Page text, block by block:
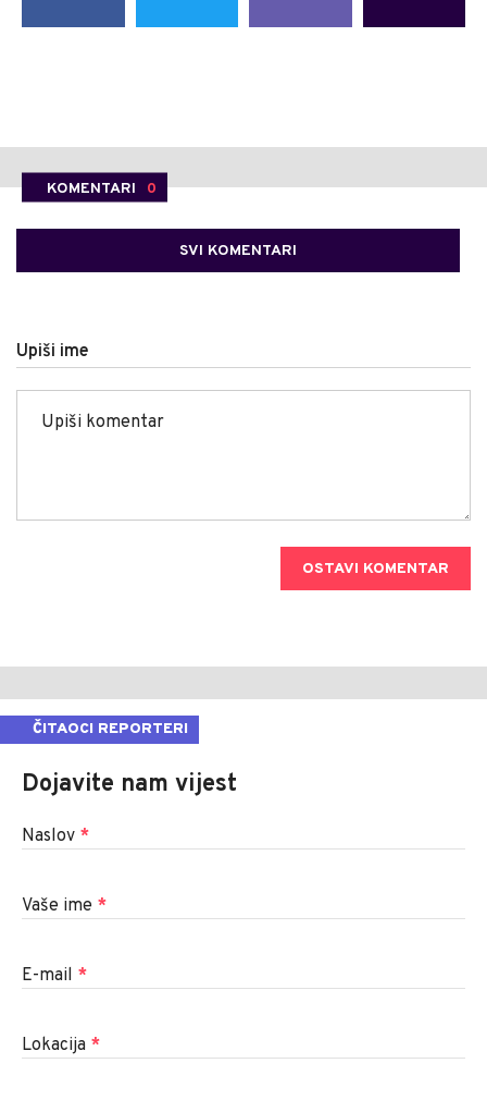
KOMENTARI 0
SVI KOMENTARI
Upiši ime
OSTAVI KOMENTAR
ČITAOCI REPORTERI
Dojavite nam vijest
Naslov *
Vaše ime *
E-mail *
Lokacija *